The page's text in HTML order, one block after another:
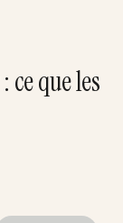
que les